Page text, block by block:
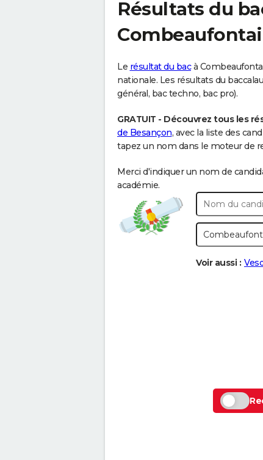
Résultats du
Le résultat du bacà
nationale. Les résultats du
général, bac techno, bac pro).
GRATUIT - Découvrez tous les
de Besançon, avec la liste des
tapez un nom dans le moteur de
Merci d'indiquer un nom de
académie.
Voir aussi :